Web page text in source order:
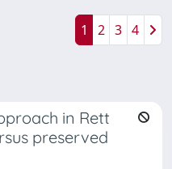
1 2 3 4
in Rett
preserved